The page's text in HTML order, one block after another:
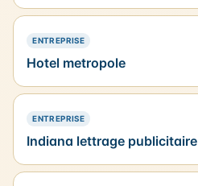
ENTREPRISE— PRÉSENCE SIMPLE
Hotel metropole
ENTREPRISE— PRÉSENCE SIMPLE
Indiana lettrage publicitaire